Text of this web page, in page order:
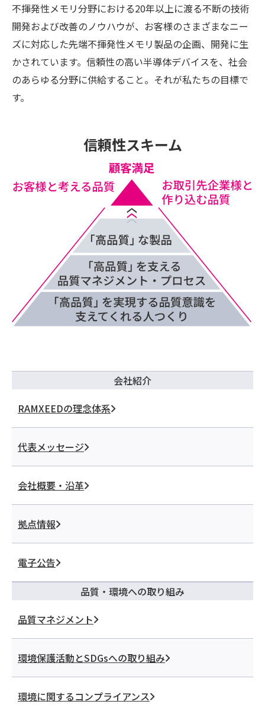
不揮発性メモリ分野における20年以上に渡る不断の技術
開発および改善のノウハウが、お客様のさまざまなニー
ズに対応した先端不揮発性メモリ製品の企画、開発に生
かされています。信頼性の高い半導体デバイスを、社会
のあらゆる分野に供給すること。それが私たちの目標で
す。
信頼性スキーム
会社紹介
RAMXEEDの理念体系
代表メッセージ
会社概要・沿革
拠点情報
電子公告
品質・環境への取り組み
品質マネジメント
環境保護活動とSDGsへの取り組み
環境に関するコンプライアンス